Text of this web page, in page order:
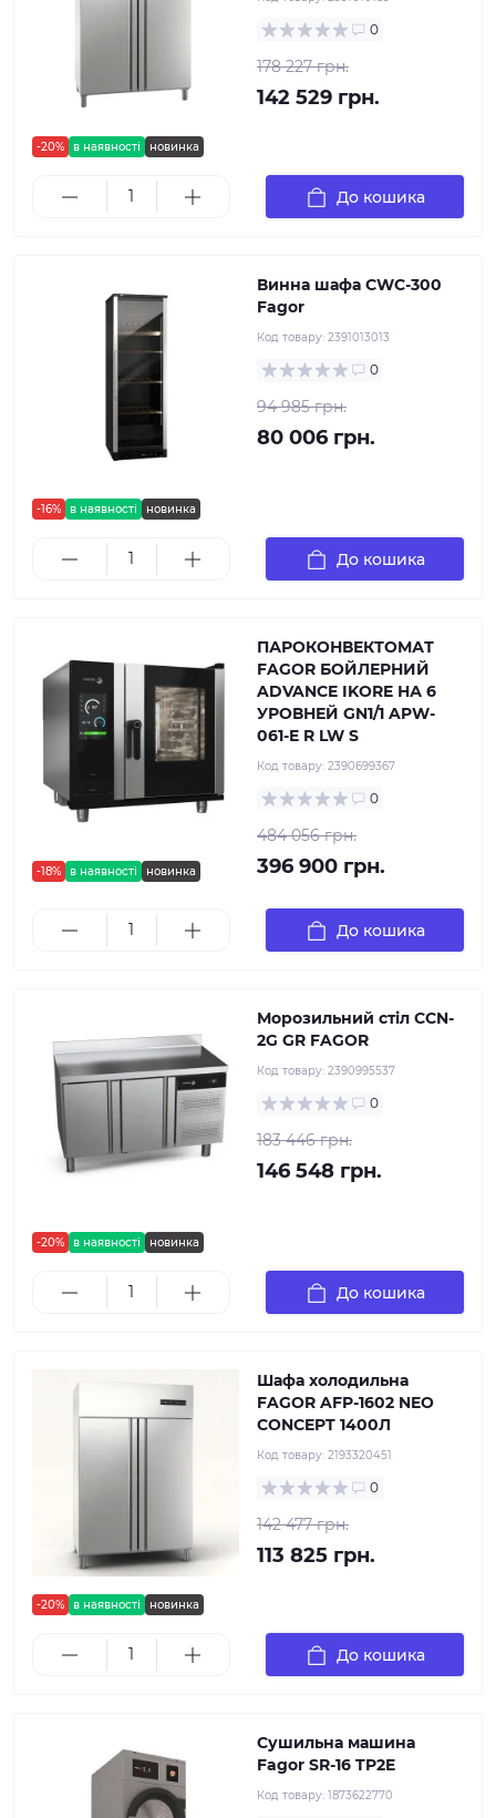
-20% в наявності новинка
0
178 227 грн.
142 529 грн.
До кошика
-16% в наявності новинка
Винна шафа CWC-300
Fagor
Код товару: 2391013013
0
94 985 грн.
80 006 грн.
До кошика
-18% в наявності новинка
ПАРОКОНВЕКТОМАТ
FAGOR БОЙЛЕРНИЙ
ADVANCE IKORE НА 6
УРОВНЕЙ GN1/1 APW-
061-E R LW S
Код товару: 2390699367
0
484 056 грн.
396 900 грн.
До кошика
-20% в наявності новинка
Морозильний стіл CCN-
2G GR FAGOR
Код товару: 2390995537
0
183 446 грн.
146 548 грн.
До кошика
-20% в наявності новинка
Шафа холодильна
FAGOR AFP-1602 NEO
CONCEPT 1400Л
Код товару: 2193320451
0
142 477 грн.
113 825 грн.
До кошика
Сушильна машина
Fagor SR-16 TP2E
Код товару: 1873622770